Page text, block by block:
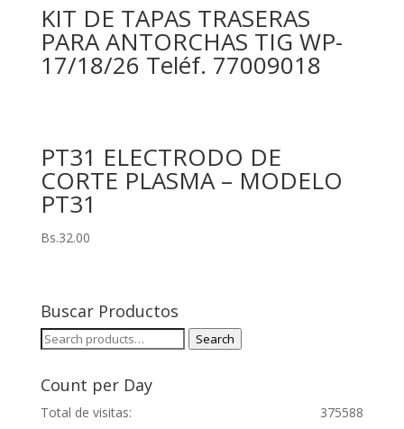
KIT DE TAPAS TRASERAS
PARA ANTORCHAS TIG WP-
17/18/26 Teléf. 77009018
PT31 ELECTRODO DE
CORTE PLASMA – MODELO
PT31
Bs.32.00
Buscar Productos
Search
Search
Count per Day
375588
Total de visitas: